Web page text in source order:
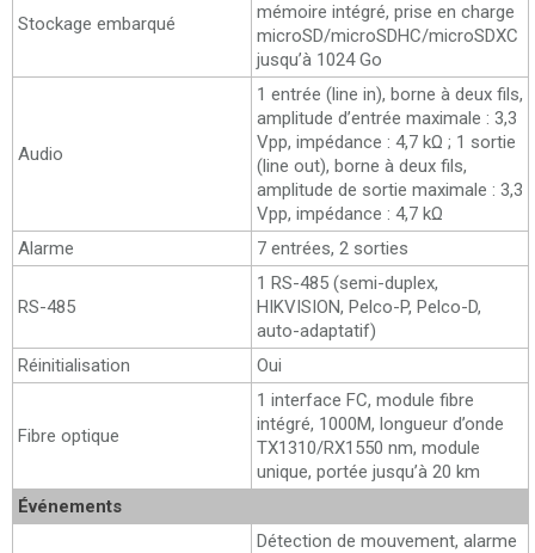
Stockage embarqué
mémoire intégré, prise en charge
microSD/microSDHC/microSDXC
jusqu’à 1024 Go
Audio
1 entrée (line in), borne à deux fils,
amplitude d’entrée maximale : 3,3
Vpp, impédance : 4,7 kΩ ; 1 sortie
(line out), borne à deux fils,
amplitude de sortie maximale : 3,3
Vpp, impédance : 4,7 kΩ
Alarme
7 entrées, 2 sorties
RS-485
1 RS-485 (semi-duplex,
HIKVISION, Pelco-P, Pelco-D,
auto-adaptatif)
Réinitialisation
Oui
Fibre optique
1 interface FC, module fibre
intégré, 1000M, longueur d’onde
TX1310/RX1550 nm, module
unique, portée jusqu’à 20 km
Événements
Détection de mouvement, alarme